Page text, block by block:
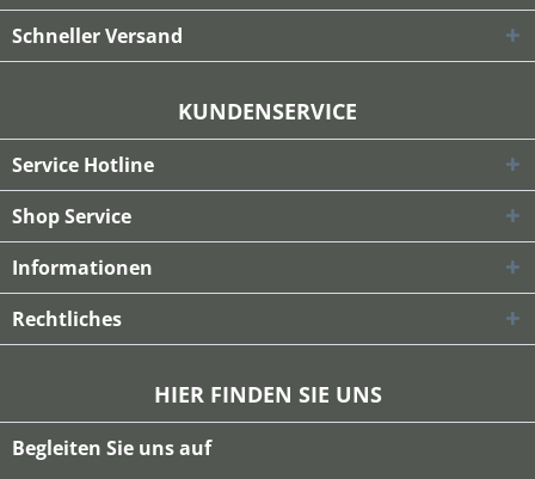
Schneller Versand
KUNDENSERVICE
Service Hotline
Shop Service
Informationen
Rechtliches
HIER FINDEN SIE UNS
Begleiten Sie uns auf